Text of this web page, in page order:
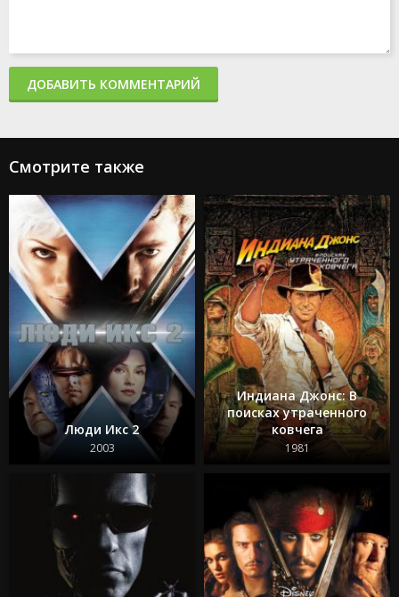
ДОБАВИТЬ КОММЕНТАРИЙ
Смотрите также
Люди Икс 2
2003
Индиана Джонс: В
поисках утраченного
ковчега
1981